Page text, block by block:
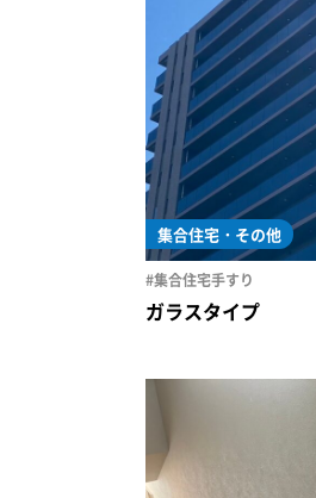
集合住宅・その他
#集合住宅手すり
ガラスタイプ